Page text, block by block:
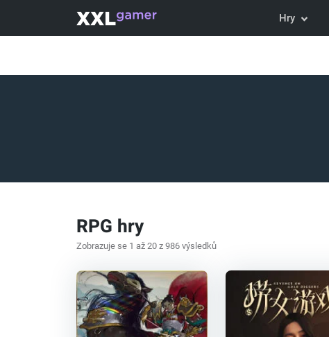
Hry
RPG hry
Zobrazuje se 1 až 20 z 986 výsledků